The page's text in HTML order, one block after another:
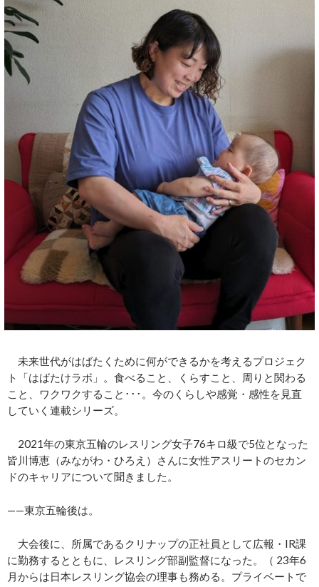
未来世代がはばたくために何ができるかを考えるプロジェク
ト「はばたけラボ」。食べること、くらすこと、周りと関わる
こと、ワクワクすること･･･。今のくらしや感覚・感性を見直
していく連載シリーズ。
2021年の東京五輪のレスリング女子76キロ級で5位となった
皆川博恵（みながわ・ひろえ）さんに女性アスリートのセカン
ドのキャリアについて聞きました。
——東京五輪後は。
大会後に、所属であるクリナップの正社員として広報・IR課
に勤務するとともに、レスリング部副監督になった。（ 23年6
月からは日本レスリング協会の理事も務める。プライベートで